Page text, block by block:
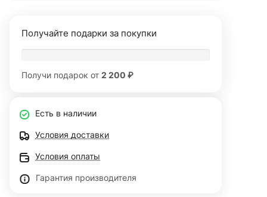
Получайте подарки за покупки
Получи подарок от 2 200 ₽
Есть в наличии
Условия доставки
Условия оплаты
Гарантия производителя